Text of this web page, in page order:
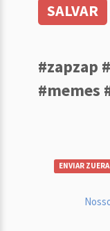
SALVAR
#zapzap
#memes
ENVIAR